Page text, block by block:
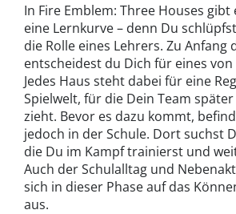
In Fire Emblem: Three Houses gibt
eine Lernkurve – denn Du
die Rolle eines Lehrers. Zu Anfang
entscheidest du Dich für eines
Jedes Haus steht dabei für eine
Spielwelt, für die Dein Team
zieht. Bevor es dazu kommt,
jedoch in der Schule. Dort suchst
die Du im Kampf trainierst und
Auch der Schulalltag und
sich in dieser Phase auf das
aus.